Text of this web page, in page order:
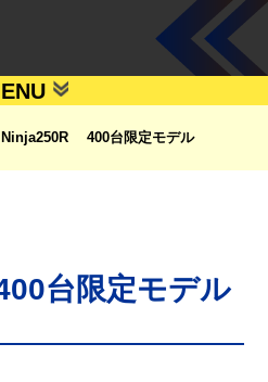
Ninja250R 400台限定モデル
台限定モデル